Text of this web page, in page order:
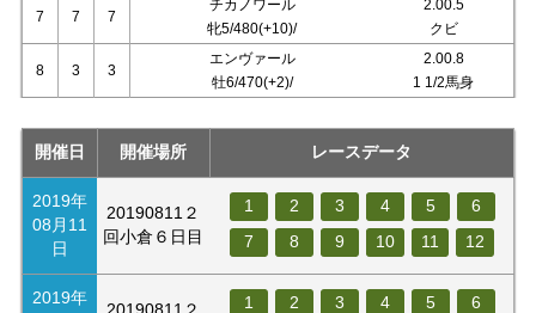
7 7 7
チカノワール
牝5/480(+10)/
2.00.5
クビ
8 3 3
エンヴァール
牡6/470(+2)/
2.00.8
1 1/2馬身
開催日 開催場所 レースデータ
2019年
08月11
日
20190811２
回小倉６日目
1 2 3 4 5
6
7
8 9 10 11 12
2019年
1 2 3 4 5
6